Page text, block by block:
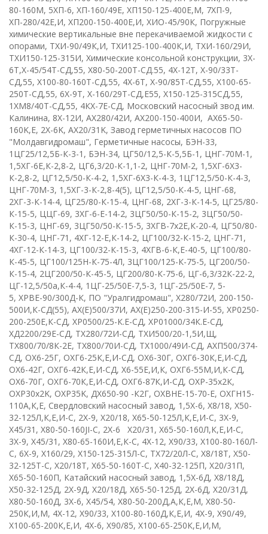
80-160М, 5ХП-6, ХП-160/49Е, ХП150-125-400Е,М, 7ХП-9,
ХП-280/42Е,И, ХП200-150-400Е,И, ХИО-45/90К, Погружные
химические вертикальные вне перекачиваемой жидкости с
опорами, ТХИ-90/49К,И, ТХИ125-100-400К,И, ТХИ-160/29И,
ТХИ150-125-315И, Химические консольной конструкции, 3X-
6T,Х-45/54Т-СД,55, Х80-50-200Т-СД.55, 4X-12T, Х-90/33Т-
СД,55, Х100-80-160Т-СД,55, 4X-6T, Х-90/85Т-СД,55, Х100-65-
250Т-СД,55, 6Х-9Т, Х-160/29Т-СД,Е55, Х150-125-315СД,55,
1ХМ8/40Т-СД,55, 4КХ-7Е-СД, Московский насосный звод им.
Калинина, 8Х-12И, АХ280/42И, АХ200-150-400И, AX65-50-
160K,E, 2X-6K, AX20/31 K, Завод герметичных насосов ПО
"Молдавгидромаш", Герметичные насосы, БЭН-33,
1ЦГ25/12,5Б-К-3-1 , БЭН-34, ЦГ50/12,5-К-5,5Б-1 , ЦНГ-70М-1 ,
1,5ХГ-6Е,К-2,8-2, ЦГ6,3/20-К-1,1-2, ЦНГ-70М-2, 1,5ХГ-6Х3-
К-2,8-2, ЦГ12,5/50-К-4-2, 1,5ХГ-6Х3-К-4-3, 1ЦГ12,5/50-К-4-3,
ЦНГ-70М-3, 1,5ХГ-3-К-2,8-4(5), ЦГ12,5/50-К-4-5, ЦНГ-68,
2ХГ-3-К-14-4, ЦГ25/80-К-15-4, ЦНГ-68, 2ХГ-3-К-14-5, ЦГ25/80-
К-15-5, ЦЦГ-69, 3ХГ-6-Е-14-2, 3ЦГ50/50-К-15-2, 3ЦГ50/50-
К-15-3, ЦНГ-69, 3ЦГ50/50-К-15-5, 3ХГВ-7х2Е,К-20-4, ЦГ50/80-
К-30-4, ЦНГ-71 , 4ХГ-12-Е,К-14-2, ЦГ100/32-К-15-2, ЦНГ-71 ,
4ХГ-12-К-14-3, ЦГ100/32-К-15-3, 4ХГВ-6-К,Е-40-5, ЦГ100/80-
К-45-5, ЦГ100/125Н-К-75-4Л, 3ЦГ100/125-К-75-5, ЦГ200/50-
К-15-4, 2ЦГ200/50-К-45-5, ЦГ200/80-К-75-6, ЦГ-6,3/32К-22-2,
ЦГ-12,5/50а,К-4-4, 1ЦГ-25/50Е-7,5-3, 1ЦГ-25/50Е-7, 5-
5, ХРВЕ-90/300Д-К, ПО "Уралгидромаш", Х280/72И, 200-150-
500И,К-СД(55), АХ(Е)500/37И, АХ(Е)250-200-315-И-55, ХР0250-
200-250Е,К-СД, ХР0500/25-К.Е-СД, ХР01000/34К.Е-СД,
ХД2200/29Е-СД, ТХ280/72И-СД, ТХИ500/20-1,5И,Щ,
ТХ800/70/8К-2Е, ТХ800/70И-СД, ТХ1000/49И-СД, АХП500/374-
СД, ОХ6-25Г, ОХГ6-25К,Е,И-СД, ОХ6-30Г, ОХГ6-30К,Е,И-СД,
ОX6-42Г, ОХГ6-42К,Е,И-СД, Х6-55Е,И,К, ОХГ6-55М,И,К-СД,
ОХ6-70Г, ОХГ6-70К,Е,И-СД, ОХГ6-87К,И-СД, ОХР-35х2К,
ОXP30х2K, ОXP35K, ДХ650-90 -К2Г, OXВHE-15-70-E, ОХГН15-
110А,К,Е, Свердловский насосный завод, 1,5X-6, X8/18, Х50-
32-125Л,К,Е,И-С, 2X-9, X20/18, Х65-50-125Л,К,Е,И-С, 3Х-9,
X45/31 , X80-50-160JI-C, 2X-6 Х20/31 , Х65-50-160Л,К,Е,И-С,
3Х-9, Х45/31 , Х80-65-160И,Е,К-С, 4X-12, Х90/33, Х100-80-160Л-
С, 6X-9, Х160/29, Х150-125-315Л-С, ТХ72/20Л-С, Х8/18Т, X50-
32-125T-C, Х20/18Т, X65-50-160T-C, Х40-32-125П, Х20/31П,
Х65-50-160П, Катайский насосный завод, 1,5Х-6Д, Х8/18Д,
Х50-32-125Д, 2Х-9Д, Х20/18Д, Х65-50-125Д, 2Х-6Д, Х20/31Д,
Х80-50-160Д, 3Х-6, Х45/54, Х80-50-200Д,А,К,Е,М, Х80-50-
250К,И,М, 4X-12, Х90/33, Х100-80-160Д,К,Е,И, 4X-9, Х90/49,
Х100-65-200К,Е,И, 4X-6, Х90/85, Х100-65-250К,Е,И,М,